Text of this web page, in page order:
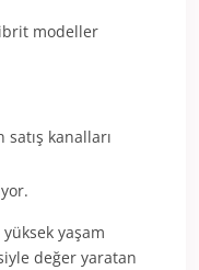
modeller
kanalları
yaşam
değer yaratan